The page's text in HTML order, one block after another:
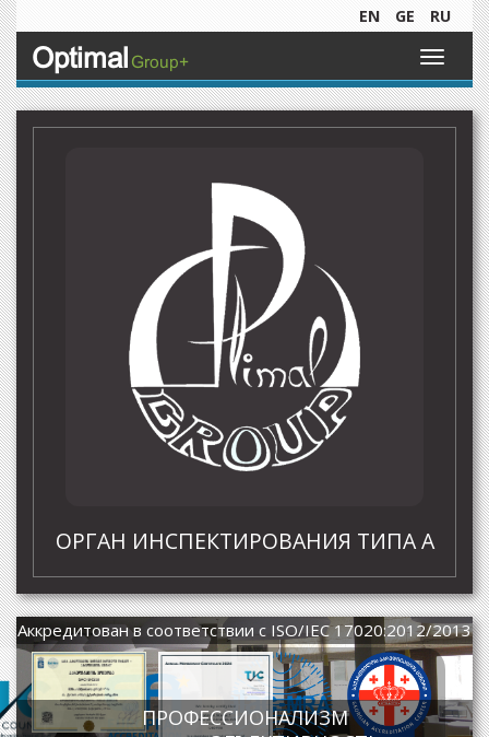
EN GE RU
Toggle
Optimal Group+
ОРГАН ИНСПЕКТИРОВАНИЯ ТИПА А
ПРОФЕССИОНАЛИЗМ
Аккредитован в соответствии с ISO/IEC 17020:2012/2013